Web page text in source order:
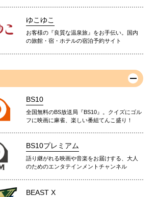
ゆこゆこ
お客様の『良質な温泉旅』をお手伝い。国内
の旅館・宿・ホテルの宿泊予約サイト
BS10
全国無料のBS放送局『BS10』。クイズにゴル
フに映画に麻雀、楽しい番組てんこ盛り！
BS10プレミアム
語り継がれる映画や音楽をお届けする、大人
のためのエンタテインメントチャンネル
BEAST X